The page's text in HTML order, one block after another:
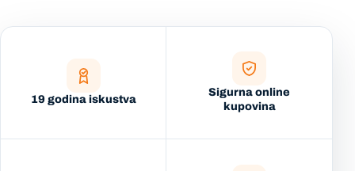
19 godina iskustva
Sigurna online
kupovina